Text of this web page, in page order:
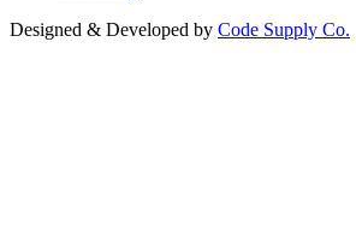
Designed & Developed by Code Supply Co.